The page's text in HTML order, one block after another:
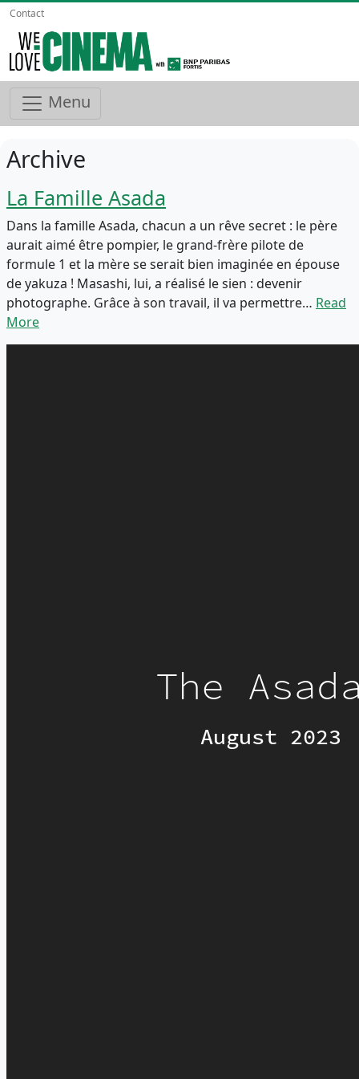
Contact
Menu
Archive
La Famille Asada
Dans la famille Asada, chacun a un rêve secret : le père
aurait aimé être pompier, le grand-frère pilote de
formule 1 et la mère se serait bien imaginée en épouse
de yakuza ! Masashi, lui, a réalisé le sien : devenir
photographe. Grâce à son travail, il va permettre… Read
More